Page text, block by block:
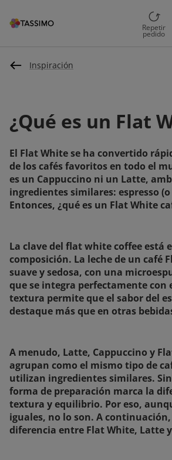
Repetir
pedido
Inspiración
¿Qué es un Flat
El Flat White se ha convertido
de los cafés favoritos en todo el
es un Cappuccino ni un Latte,
ingredientes similares: espresso
Entonces, ¿qué es un Flat White
La clave del flat white coffee está
composición. La leche de un café
suave y sedosa, con una
que se integra perfectamente con
textura permite que el sabor del
destaque más que en otras
A menudo, Latte, Cappuccino y
agrupan como el mismo tipo de
utilizan ingredientes similares.
forma de preparación marca la
textura y equilibrio. Por eso,
iguales, no lo son. A
diferencia entre Flat White, Latte